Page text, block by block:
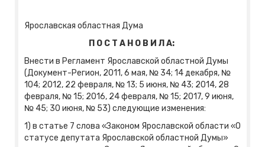
Ярославская областная Дума
П О С Т А Н О В И Л А:
Внести в Регламент Ярославской областной Думы
(Документ-Регион, 2011, 6 мая, № 34; 14 декабря, №
104; 2012, 22 февраля, № 13; 5 июня, № 43; 2014, 28
февраля, № 15; 2016, 24 февраля, № 15; 2017, 9 июня,
№ 45; 30 июня, № 53) следующие изменения:
1) в статье 7 слова «Законом Ярославской области «О
статусе депутата Ярославской областной Думы»